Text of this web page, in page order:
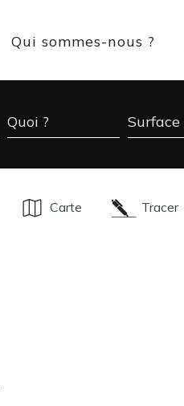
Qui sommes-nous ?
Carte Tracer